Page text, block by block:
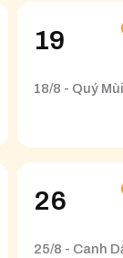
19
18/8 - Quý Mùi
26
25/8 - Canh